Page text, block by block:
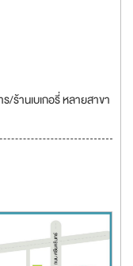
/ร้านเบเกอรี่ หลายสาขา